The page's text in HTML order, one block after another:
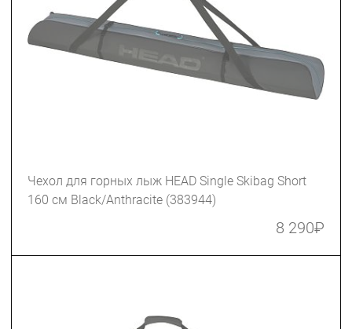
Чехол для горных лыж HEAD Single Skibag Short
160 см Black/Anthracite (383944)
8 290₽